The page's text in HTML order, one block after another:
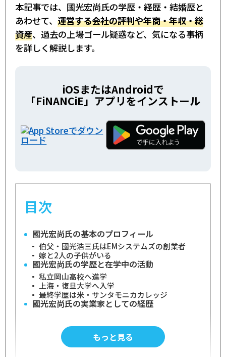
本記事では、國光宏尚氏の学歴・経歴・結婚歴と
あわせて、 運営する会社の評判や年商・年収・総
資産、過去の上場ゴール疑惑など、気になる事柄
を詳しく解説します。
iOSまたはAndroidで
「FiNANCiE」アプリをインストール
目次
國光宏尚氏の基本のプロフィール
伯父・國光浩三氏はEMシステムズの創業者
嫁と2人の子供がいる
國光宏尚氏の学歴と在学中の活動
私立岡山高校へ進学
上海・復旦大学へ入学
最終学歴は米・サンタモニカカレッジ
國光宏尚氏の実業家としての経歴
2007年：株式会社gumiを創業
2015年：Tokyo XR Startups株式会社の代表取
もっと見る